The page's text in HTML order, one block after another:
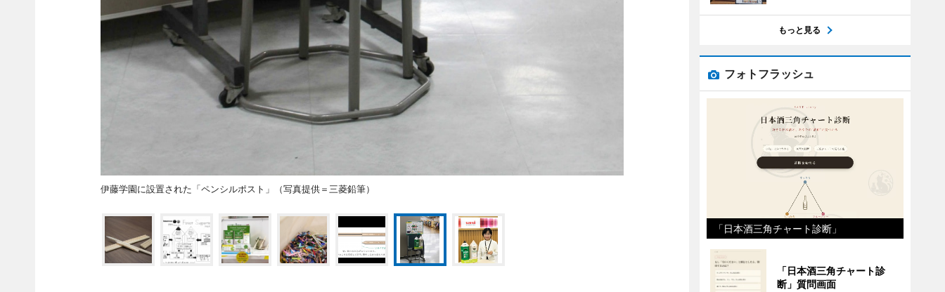
伊藤学園に設置された「ペンシルポスト」（写真提供＝三菱鉛筆）
もっと見る
フォトフラッシュ
「日本酒三角チャート診断」
「日本酒三角チャート診
断」質問画面